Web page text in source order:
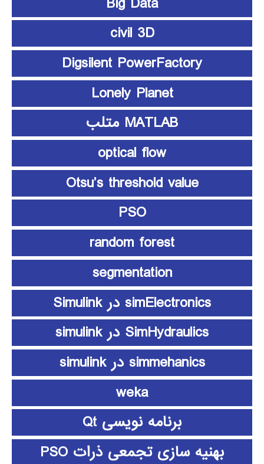
civil 3D
Digsilent PowerFactory
Lonely Planet
MATLAB متلب
optical flow
Otsu’s threshold value
PSO
random forest
segmentation
simElectronics در Simulink
SimHydraulics در simulink
simmehanics در simulink
weka
برنامه نویسی Qt
بهنیه سازی تجمعی ذرات PSO